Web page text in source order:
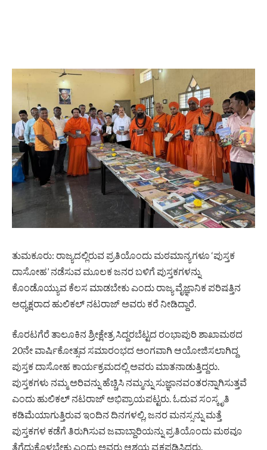
ತುಮಕೂರು: ರಾಜ್ಯದಲ್ಲಿರುವ ಪ್ರತಿಯೊಂದು ಮಠಮಾನ್ಯಗಳೂ ‘ಪುಸ್ತಕ
ದಾಸೋಹ’ ನಡೆಸುವ ಮೂಲಕ ಜನರ ಬಳಿಗೆ ಪುಸ್ತಕಗಳನ್ನು
ಕೊಂಡೊಯ್ಯುವ ಕೆಲಸ ಮಾಡಬೇಕು ಎಂದು ರಾಜ್ಯ ವೈಜ್ಞಾನಿಕ ಪರಿಷತ್ತಿನ
ಅಧ್ಯಕ್ಷರಾದ ಹುಲಿಕಲ್ ನಟರಾಜ್ ಅವರು ಕರೆ ನೀಡಿದ್ದಾರೆ.
ಕೊರಟಗೆರೆ ತಾಲೂಕಿನ ಶ್ರೀಕ್ಷೇತ್ರ ಸಿದ್ದರಬೆಟ್ಟದ ರಂಭಾಪುರಿ ಶಾಖಾಮಠದ
20ನೇ ವಾರ್ಷಿಕೋತ್ಸವ ಸಮಾರಂಭದ ಅಂಗವಾಗಿ ಆಯೋಜಿಸಲಾಗಿದ್ದ
ಪುಸ್ತಕ ದಾಸೋಹ ಕಾರ್ಯಕ್ರಮದಲ್ಲಿ ಅವರು ಮಾತನಾಡುತ್ತಿದ್ದರು.
ಪುಸ್ತಕಗಳು ನಮ್ಮ ಅರಿವನ್ನು ಹೆಚ್ಚಿಸಿ ನಮ್ಮನ್ನು ಸುಜ್ಞಾನವಂತರನ್ನಾಗಿಸುತ್ತವೆ
ಎಂದು ಹುಲಿಕಲ್ ನಟರಾಜ್ ಅಭಿಪ್ರಾಯಪಟ್ಟರು. ಓದುವ ಸಂಸ್ಕೃತಿ
ಕಡಿಮೆಯಾಗುತ್ತಿರುವ ಇಂದಿನ ದಿನಗಳಲ್ಲಿ, ಜನರ ಮನಸ್ಸನ್ನು ಮತ್ತೆ
ಪುಸ್ತಕಗಳ ಕಡೆಗೆ ತಿರುಗಿಸುವ ಜವಾಬ್ದಾರಿಯನ್ನು ಪ್ರತಿಯೊಂದು ಮಠವೂ
ತೆಗೆದುಕೊಳ್ಳಬೇಕು ಎಂದು ಅವರು ಆಶಯ ವ್ಯಕ್ತಪಡಿಸಿದರು.